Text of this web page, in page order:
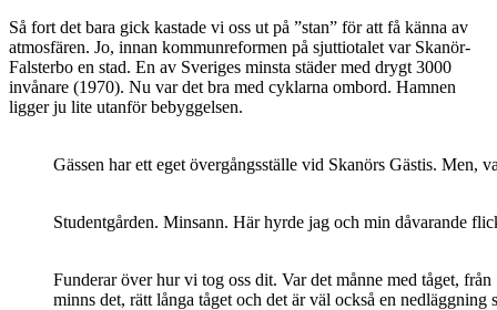
Så fort det bara gick kastade vi oss ut på ”stan” för att få känna av
atmosfären. Jo, innan kommunreformen på sjuttiotalet var Skanör-
Falsterbo en stad. En av Sveriges minsta städer med drygt 3000
invånare (1970). Nu var det bra med cyklarna ombord. Hamnen
ligger ju lite utanför bebyggelsen.
Gässen har ett eget övergångsställe vid Skanörs Gästis. Men,
Studentgården. Minsann. Här hyrde jag och min dåvarande
Funderar över hur vi tog oss dit. Var det månne med tåget,
minns det, rätt långa tåget och det är väl också en nedläggning